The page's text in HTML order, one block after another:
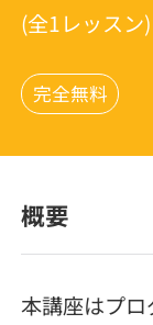
求人検索
インタビュー
転職エージェント
未経験転職
求人検索
インタビュー
転職成功ガイド
新卒就活
求人検索
本選考
学習
講座一覧
スキルチェック
(全1レッスン)
完全無料
概要
本講座はプ